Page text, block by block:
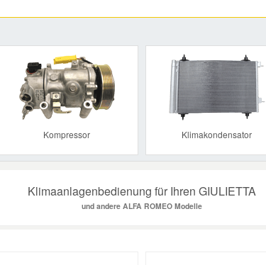
Kompressor Klimakondensator
Klimaanlagenbedienung für Ihren GIULIETTA
und andere ALFA ROMEO Modelle